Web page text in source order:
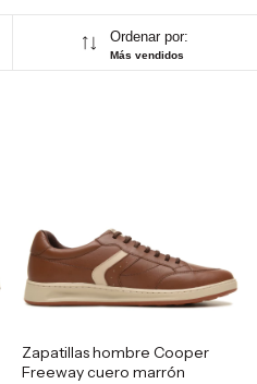
Ordenar por:
Más vendidos
Zapatillas hombre Cooper
Freeway cuero marrón